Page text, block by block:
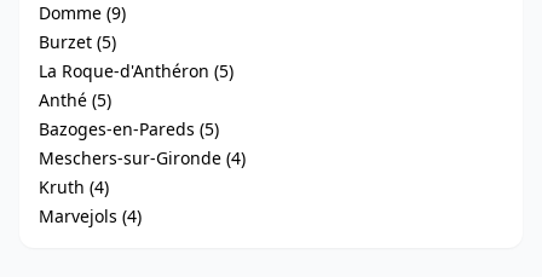
Domme (9)
Burzet (5)
La Roque-d'Anthéron (5)
Anthé (5)
Bazoges-en-Pareds (5)
Meschers-sur-Gironde (4)
Kruth (4)
Marvejols (4)